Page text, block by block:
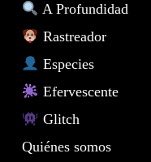
A Profundidad
Rastreador
Especies
Efervescente
Glitch
Quiénes somos